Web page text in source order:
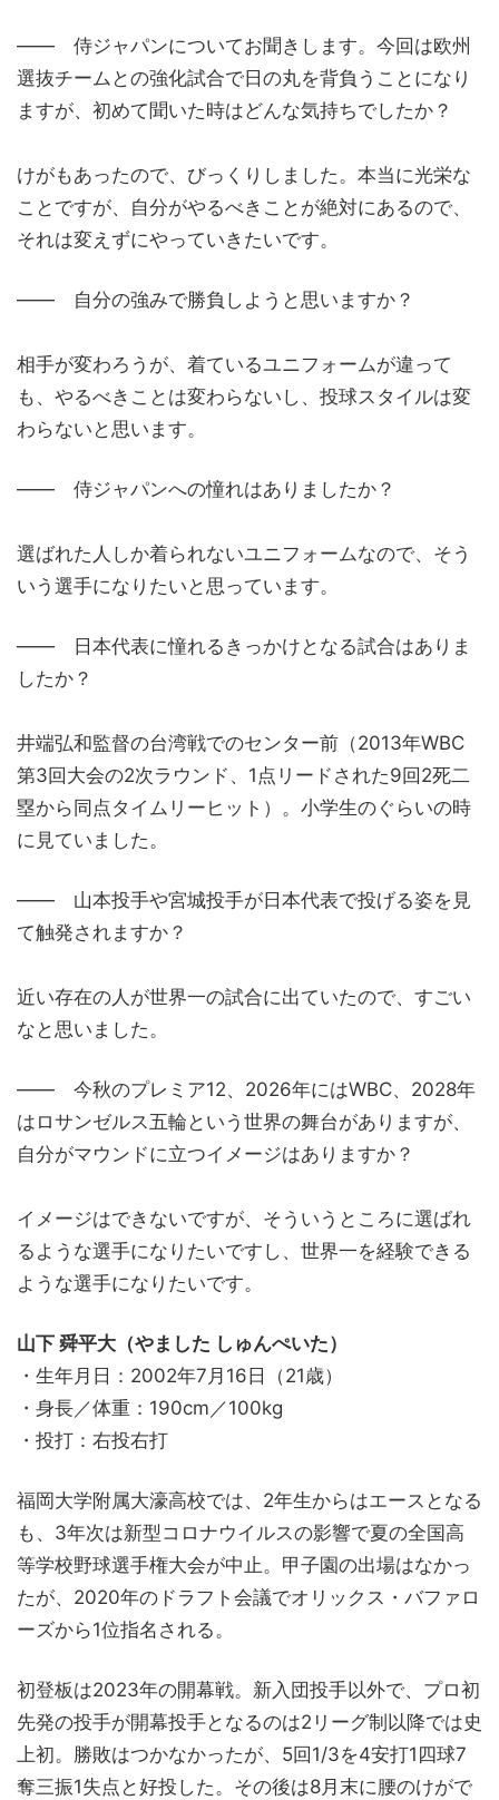
―― 侍ジャパンについてお聞きします。今回は欧州
選抜チームとの強化試合で日の丸を背負うことになり
ますが、初めて聞いた時はどんな気持ちでしたか？
けがもあったので、びっくりしました。本当に光栄な
ことですが、自分がやるべきことが絶対にあるので、
それは変えずにやっていきたいです。
―― 自分の強みで勝負しようと思いますか？
相手が変わろうが、着ているユニフォームが違って
も、やるべきことは変わらないし、投球スタイルは変
わらないと思います。
―― 侍ジャパンへの憧れはありましたか？
選ばれた人しか着られないユニフォームなので、そう
いう選手になりたいと思っています。
―― 日本代表に憧れるきっかけとなる試合はありま
したか？
井端弘和監督の台湾戦でのセンター前（2013年WBC
第3回大会の2次ラウンド、1点リードされた9回2死二
塁から同点タイムリーヒット）。小学生のぐらいの時
に見ていました。
―― 山本投手や宮城投手が日本代表で投げる姿を見
て触発されますか？
近い存在の人が世界一の試合に出ていたので、すごい
なと思いました。
―― 今秋のプレミア12、2026年にはWBC、2028年
はロサンゼルス五輪という世界の舞台がありますが、
自分がマウンドに立つイメージはありますか？
イメージはできないですが、そういうところに選ばれ
るような選手になりたいですし、世界一を経験できる
ような選手になりたいです。
山下 舜平大（やました しゅんぺいた）
・生年月日：2002年7月16日（21歳）
・身長／体重：190cm／100kg
・投打：右投右打
福岡大学附属大濠高校では、2年生からはエースとなる
も、3年次は新型コロナウイルスの影響で夏の全国高
等学校野球選手権大会が中止。甲子園の出場はなかっ
たが、2020年のドラフト会議でオリックス・バファロ
ーズから1位指名される。
初登板は2023年の開幕戦。新入団投手以外で、プロ初
先発の投手が開幕投手となるのは2リーグ制以降では史
上初。勝敗はつかなかったが、5回1/3を4安打1四球7
奪三振1失点と好投した。その後は8月末に腰のけがで